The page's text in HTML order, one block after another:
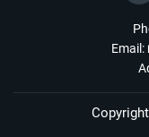
Email: